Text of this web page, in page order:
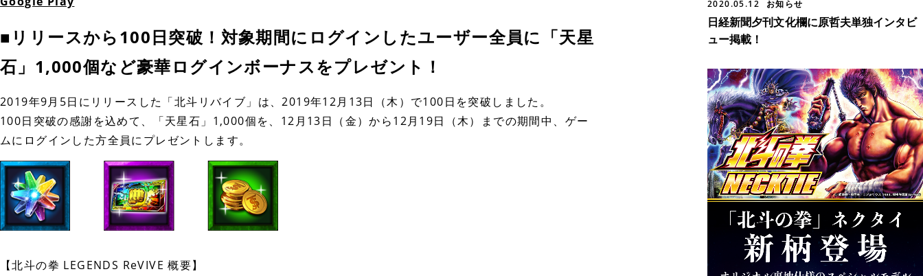
■リリースから100日突破！対象期間にログインしたユーザー全員に「天星
石」1,000個など豪華ログインボーナスをプレゼント！
2019年9月5日にリリースした「北斗リバイブ」は、2019年12月13日（木）で100日を突破しました。
100日突破の感謝を込めて、「天星石」1,000個を、12月13日（金）から12月19日（木）までの期間中、ゲー
ムにログインした方全員にプレゼントします。
【北斗の拳 LEGENDS ReVIVE 概要】
2020.05.12 お知らせ
日経新聞夕刊文化欄に原哲夫単独インタビ
ュー掲載！